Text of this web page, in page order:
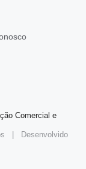
Comercial e
| Desenvolvido